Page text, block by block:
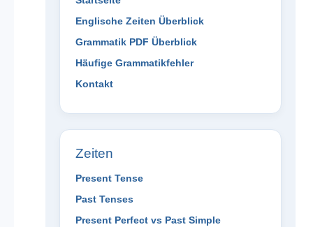
Englische Zeiten Überblick
Grammatik PDF Überblick
Häufige Grammatikfehler
Kontakt
Zeiten
Present Tense
Past Tenses
Present Perfect vs Past Simple